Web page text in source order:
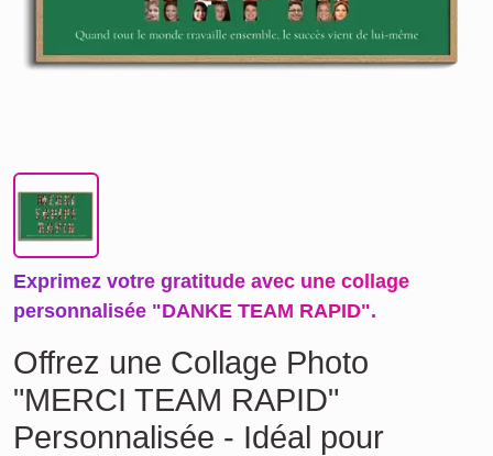
Exprimez votre gratitude avec une collage
personnalisée "DANKE TEAM RAPID".
Offrez une Collage Photo
"MERCI TEAM RAPID"
Personnalisée - Idéal pour